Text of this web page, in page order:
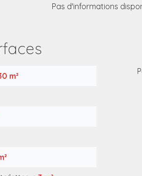
Pas d'informations
m²